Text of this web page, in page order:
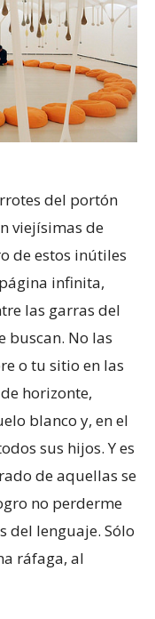
del portón
viejísimas de
de estos inútiles
infinita,
las garras del
buscan. No las
o tu sitio en las
horizonte,
blanco y, en el
sus hijos. Y es
de aquellas se
no perderme
del lenguaje. Sólo
ráfaga, al